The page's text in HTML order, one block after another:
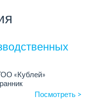
«Кублей»
Посмотреть >